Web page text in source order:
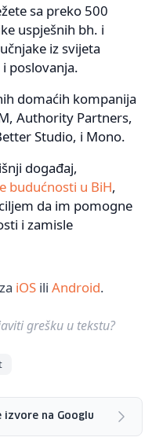
sa preko 500
uspješnih bh. i
iz svijeta
poslovanja.
domaćih kompanija
Authority Partners,
Studio, i Mono.
događaj,
budućnosti u BiH,
da im pomogne
i zamisle
iOS ili Android.
grešku u tekstu?
izvore na Googlu